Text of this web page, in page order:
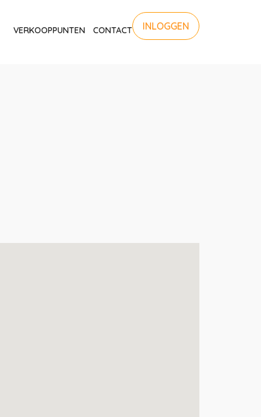
INLOGGEN
VERKOOPPUNTEN CONTACT